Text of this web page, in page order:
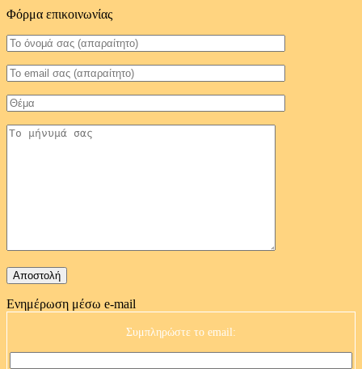
Φόρμα επικοινωνίας
Ενημέρωση μέσω e-mail
Συμπληρώστε το email: